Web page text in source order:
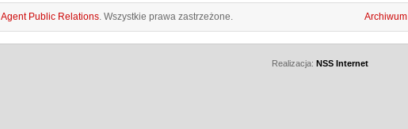
Agent Public Relations. Wszystkie prawa zastrzeżone. Archiwum
Realizacja: NSS Internet